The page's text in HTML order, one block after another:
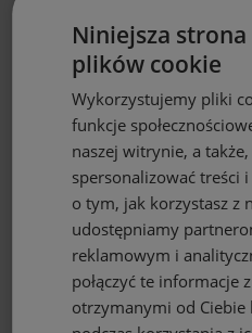
Bieżnik glamour
Niniejsza
plików cookie
Wykorzystujemy pliki
funkcje
naszej witrynie, a
spersonalizować treści
o tym, jak korzystasz z
udostępniamy
reklamowym i
połączyć te informacje
otrzymanymi od Ciebie